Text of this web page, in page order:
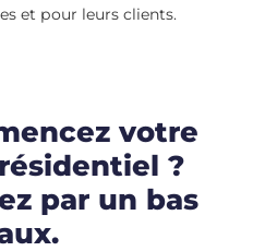
et pour leurs clients.
votre
?
par un bas